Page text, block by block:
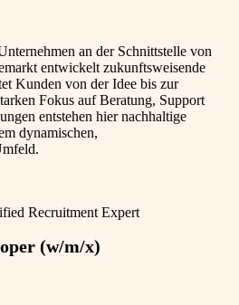
an der Schnittstelle von
entwickelt zukunftsweisende
Kunden von der Idee bis zur
Fokus auf Beratung, Support
entstehen hier nachhaltige
dynamischen,
Recruitment Expert
(w/m/x)